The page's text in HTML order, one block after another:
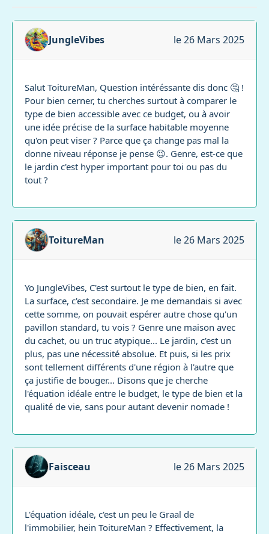
JungleVibes le 26 Mars 2025
Salut ToitureMan, Question intéréssante dis donc 🤔 !
Pour bien cerner, tu cherches surtout à comparer le
type de bien accessible avec ce budget, ou à avoir
une idée précise de la surface habitable moyenne
qu'on peut viser ? Parce que ça change pas mal la
donne niveau réponse je pense 😉. Genre, est-ce que
le jardin c'est hyper important pour toi ou pas du
tout ?
ToitureMan le 26 Mars 2025
Yo JungleVibes, C'est surtout le type de bien, en fait.
La surface, c'est secondaire. Je me demandais si avec
cette somme, on pouvait espérer autre chose qu'un
pavillon standard, tu vois ? Genre une maison avec
du cachet, ou un truc atypique... Le jardin, c'est un
plus, pas une nécessité absolue. Et puis, si les prix
sont tellement différents d'une région à l'autre que
ça justifie de bouger... Disons que je cherche
l'équation idéale entre le budget, le type de bien et la
qualité de vie, sans pour autant devenir nomade !
Faisceau le 26 Mars 2025
L'équation idéale, c'est un peu le Graal de
l'immobilier, hein ToitureMan ? Effectivement, la